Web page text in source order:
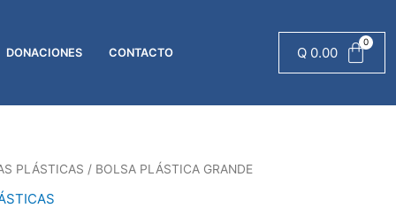
DONACIONES CONTACTO Q0.00
PLÁSTICAS / BOLSA PLÁSTICA GRANDE